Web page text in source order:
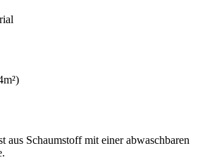
aus Schaumstoff mit einer abwaschbaren